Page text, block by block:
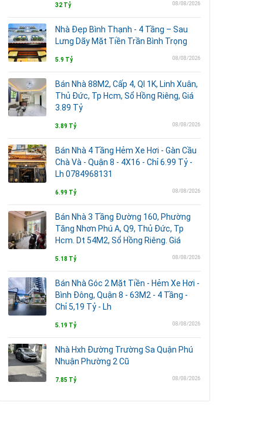
32 Tỷ 08/08/2026
Nhà Đẹp Bình Thạnh - 4 Tầng – Sau
Lưng Dãy Mặt Tiền Trần Bình Trọng
5.9 Tỷ 08/08/2026
Bán Nhà 88M2, Cấp 4, Ql 1K, Linh Xuân,
Thủ Đức, Tp Hcm, Sổ Hồng Riêng, Giá
3.89 Tỷ
3.89 Tỷ 08/08/2026
Bán Nhà 4 Tầng Hẻm Xe Hơi - Gàn Cầu
Chà Và - Quận 8 - 4X16 - Chỉ 6.99 Tỷ -
Lh 0784968131
6.99 Tỷ 08/08/2026
Bán Nhà 3 Tầng Đường 160, Phường
Tăng Nhơn Phú A, Q9, Thủ Đức, Tp
Hcm. Dt 54M2, Sổ Hồng Riêng. Giá
5.18 Tỷ 08/08/2026
Bán Nhà Góc 2 Mặt Tiền - Hẻm Xe Hơi -
Bình Đông, Quận 8 - 63M2 - 4 Tầng -
Chỉ 5,19 Tỷ - Lh
5.19 Tỷ 08/08/2026
Nhà Hxh Đường Trường Sa Quận Phú
Nhuận Phường 2 Cũ
7.85 Tỷ 08/08/2026